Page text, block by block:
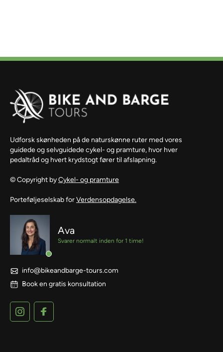
Udforsk skønheden på de naturskønne ruter med vores
guidede og selvguidede cykel- og pramture, hvor hver
pedaltråd og hvert krydstogt fører til afslapning.
© Copyright byCykel- og pramture
Porteføljeselskab forVerdensopdagelse.
Ava
Svarer normalt inden for 1 time!
info@bikeandbarge-tours.com
Book en gratis konsultation